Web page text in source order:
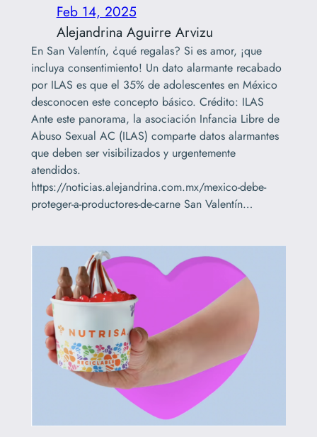
Feb 14, 2025
Alejandrina Aguirre Arvizu
En San Valentín, ¿qué regalas? Si es amor, ¡que
incluya consentimiento! Un dato alarmante recabado
por ILAS es que el 35% de adolescentes en México
desconocen este concepto básico. Crédito: ILAS
Ante este panorama, la asociación Infancia Libre de
Abuso Sexual AC (ILAS) comparte datos alarmantes
que deben ser visibilizados y urgentemente
atendidos.
https://noticias.alejandrina.com.mx/mexico-debe-
proteger-a-productores-de-carne San Valentín…